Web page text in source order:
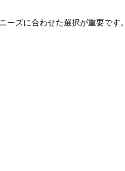
ーズに合わせた選択が重要です。